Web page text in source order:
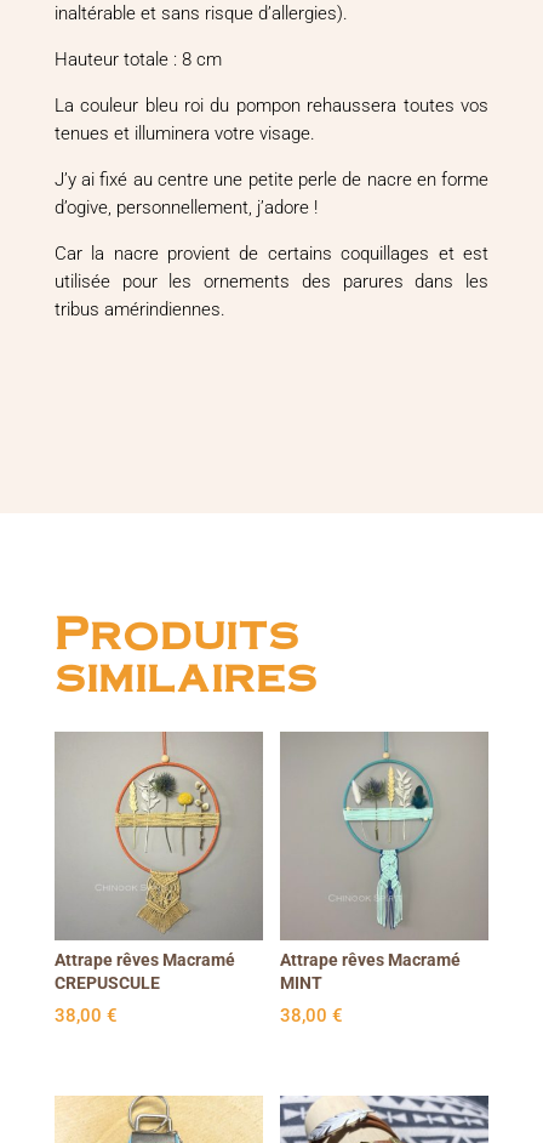
inaltérable et sans risque d’allergies).
Hauteur totale : 8 cm
La couleur bleu roi du pompon rehaussera toutes vos
tenues et illuminera votre visage.
J’y ai fixé au centre une petite perle de nacre en forme
d’ogive, personnellement, j’adore !
Car la nacre provient de certains coquillages et est
utilisée pour les ornements des parures dans les
tribus amérindiennes.
Produits
similaires
Attrape rêves Macramé
CREPUSCULE
38,00 €
Attrape rêves Macramé
MINT
38,00€